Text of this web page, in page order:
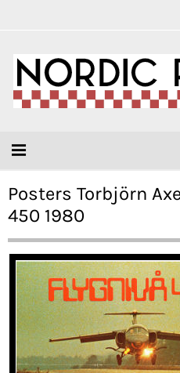
Posters Torbjörn
450 1980